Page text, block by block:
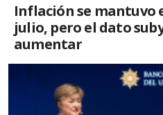
Inflación se mantuvo
julio, pero el dato
aumentar